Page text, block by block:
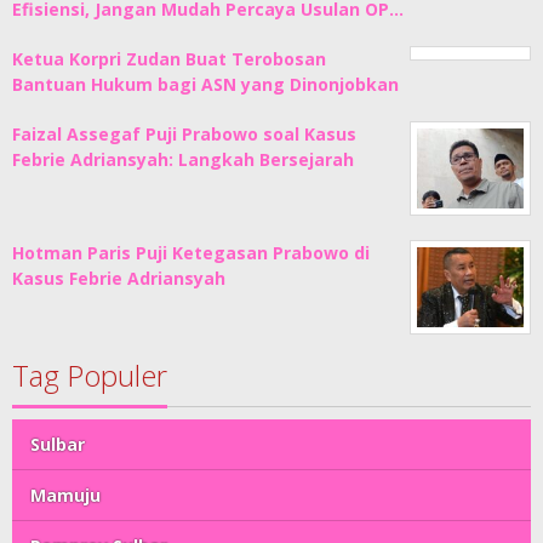
Efisiensi, Jangan Mudah Percaya Usulan OP…
Ketua Korpri Zudan Buat Terobosan
Bantuan Hukum bagi ASN yang Dinonjobkan
Faizal Assegaf Puji Prabowo soal Kasus
Febrie Adriansyah: Langkah Bersejarah
Hotman Paris Puji Ketegasan Prabowo di
Kasus Febrie Adriansyah
Tag Populer
Sulbar
Mamuju